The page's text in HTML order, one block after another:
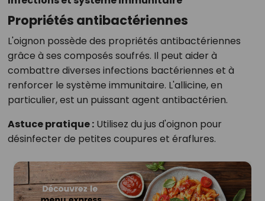
Propriétés antibactériennes
L'oignon possède des propriétés antibactériennes
grâce à ses composés soufrés. Il peut aider à
combattre diverses infections bactériennes et à
renforcer le système immunitaire. L'allicine, en
particulier, est un puissant agent antibactérien.
Astuce pratique :Utilisez du jus d'oignon pour
désinfecter de petites coupures et éraflures.